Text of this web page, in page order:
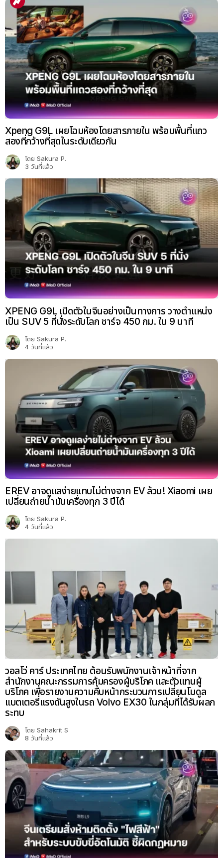
Xpeng G9L เผยโฉมห้องโดยสารภายใน พร้อมพื้นที่แถว
สองที่กว้างที่สุดในระดับเดียวกัน
โดย Sakura P.
3 วันที่แล้ว
XPENG G9L เปิดตัวในจีนอย่างเป็นทางการ วางตำแหน่ง
เป็น SUV 5 ที่นั่งระดับโลก ชาร์จ 450 กม. ใน 9 นาที
โดย Sakura P.
4 วันที่แล้ว
EREV อาจดูแลง่ายแทบไม่ต่างจาก EV ล้วน! Xiaomi เผย
เปลี่ยนถ่ายน้ำมันเครื่องทุก 3 ปีได้
โดย Sakura P.
4 วันที่แล้ว
วอลโว่ คาร์ ประเทศไทย ต้อนรับพนักงานเจ้าหน้าที่จาก
สำนักงานคณะกรรมการคุ้มครองผู้บริโภค และตัวแทนผู้
บริโภค เพื่อรายงานความคืบหน้ากระบวนการเปลี่ยนโมดูล
แบตเตอรี่แรงดันสูงในรถ Volvo EX30 ในกลุ่มที่ได้รับผลก
ระทบ
โดย Sahakrit S
8 วันที่แล้ว